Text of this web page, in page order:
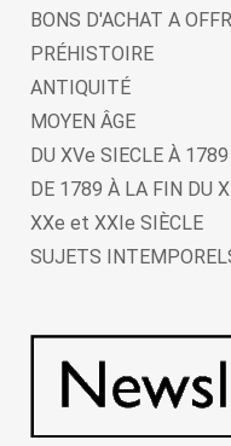
BONS D'ACHAT A
PRÉHISTOIRE
ANTIQUITÉ
MOYEN ÂGE
DU XVe SIECLE À 1789
DE 1789 À LA FIN DU
XXe et XXIe SIÈCLE
SUJETS